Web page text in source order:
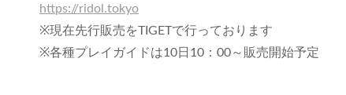
https://ridol.tokyo
※現在先行販売をTIGETで行っております
※各種プレイガイドは10日10：00～販売開始予定